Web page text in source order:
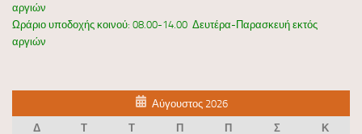
αργιών
Ωράριο υποδοχής κοινού: 08.00-14.00 Δευτέρα-Παρασκευή εκτός
αργιών
Αύγουστος 2026
Δ
Τ Τ Π Π Σ
Κ